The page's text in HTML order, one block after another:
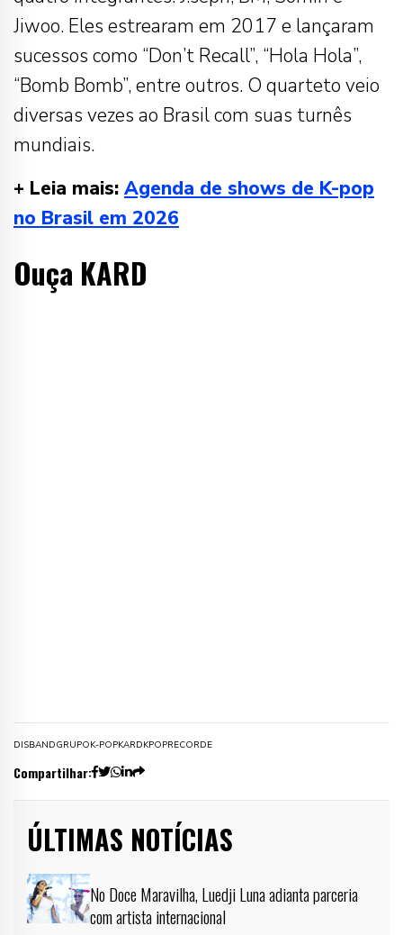
Jiwoo. Eles estrearam em 2017 e lançaram
sucessos como “Don’t Recall”, “Hola Hola”,
“Bomb Bomb”, entre outros. O quarteto veio
diversas vezes ao Brasil com suas turnês
mundiais.
+ Leia mais: Agenda de shows de K-pop
no Brasil em 2026
Ouça KARD
DISBANDGRUPOK-POPKARDKPOPRECORDE
Compartilhar:
ÚLTIMAS NOTÍCIAS
No Doce Maravilha, Luedji Luna adianta parceria
com artista internacional